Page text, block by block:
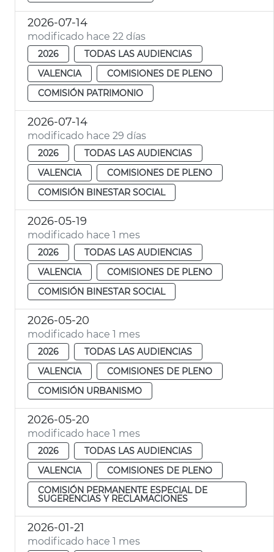
2026-07-14
modificado hace 22 días
2026
TODAS LAS AUDIENCIAS
VALENCIA
COMISIONES DE PLENO
COMISIÓN PATRIMONIO
2026-07-14
modificado hace 29 días
2026
TODAS LAS AUDIENCIAS
VALENCIA
COMISIONES DE PLENO
COMISIÓN BINESTAR SOCIAL
2026-05-19
modificado hace 1 mes
2026
TODAS LAS AUDIENCIAS
VALENCIA
COMISIONES DE PLENO
COMISIÓN BINESTAR SOCIAL
2026-05-20
modificado hace 1 mes
2026
TODAS LAS AUDIENCIAS
VALENCIA
COMISIONES DE PLENO
COMISIÓN URBANISMO
2026-05-20
modificado hace 1 mes
2026
TODAS LAS AUDIENCIAS
VALENCIA
COMISIONES DE PLENO
COMISIÓN PERMANENTE ESPECIAL DE
SUGERENCIAS Y RECLAMACIONES
2026-01-21
modificado hace 1 mes